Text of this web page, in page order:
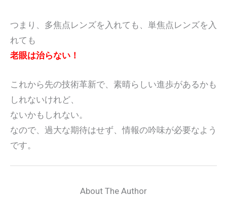
つまり、多焦点レンズを入れても、単焦点レンズを入
れても
老眼は治らない！
これから先の技術革新で、素晴らしい進歩があるかも
しれないけれど、
ないかもしれない。
なので、過大な期待はせず、情報の吟味が必要なよう
です。
About The Author